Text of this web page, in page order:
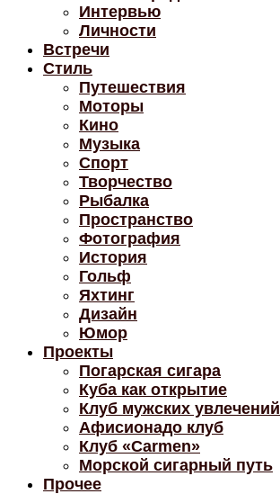
Интервью
Личности
Встречи
Стиль
Путешествия
Моторы
Кино
Музыка
Спорт
Творчество
Рыбалка
Пространство
Фотография
История
Гольф
Яхтинг
Дизайн
Юмор
Проекты
Погарская сигара
Куба как открытие
Клуб мужских увлечений
Афисионадо клуб
Клуб «Carmen»
Морской сигарный путь
Прочее